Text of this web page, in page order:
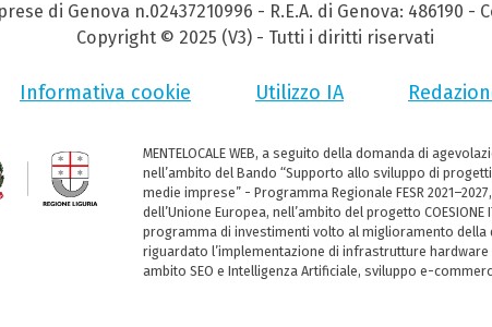
di Genova n.02437210996 - R.E.A. di Genova: 486190 -
Copyright © 2025 (V3) - Tutti i diritti riservati
Informativa cookie Utilizzo IA
MENTELOCALE WEB, a seguito della domanda di
nell’ambito del Bando “Supporto allo sviluppo di
medie imprese” - Programma Regionale FESR
dell’Unione Europea, nell’ambito del progetto COESIONE
programma di investimenti volto al miglioramento della
riguardato l’implementazione di infrastrutture
ambito SEO e Intelligenza Artificiale, sviluppo e-